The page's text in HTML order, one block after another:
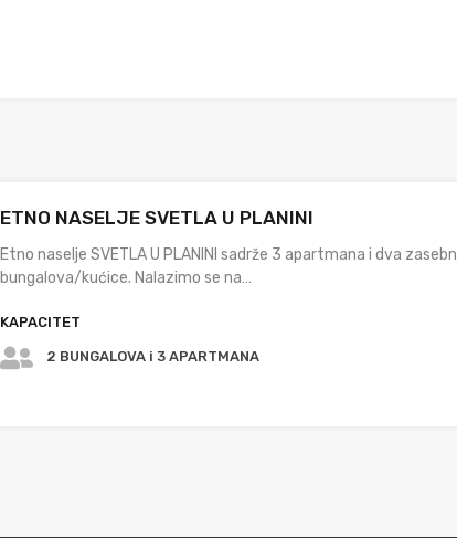
ETNO NASELJE SVETLA U PLANINI
Etno naselje SVETLA U PLANINI sadrže 3 apartmana i dva
bungalova/kućice. Nalazimo se na…
KAPACITET
2 BUNGALOVA i 3 APARTMANA